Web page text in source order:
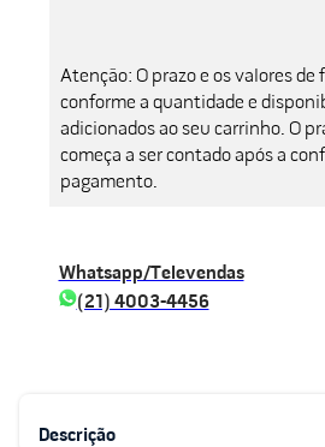
Atenção: O prazo e os valores
conforme a quantidade e
adicionados ao seu carrinho. O
começa a ser contado após a
pagamento.
Whatsapp/Televendas
(21) 4003-4456
Descrição